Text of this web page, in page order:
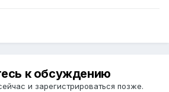
к обсуждению
и зарегистрироваться позже.